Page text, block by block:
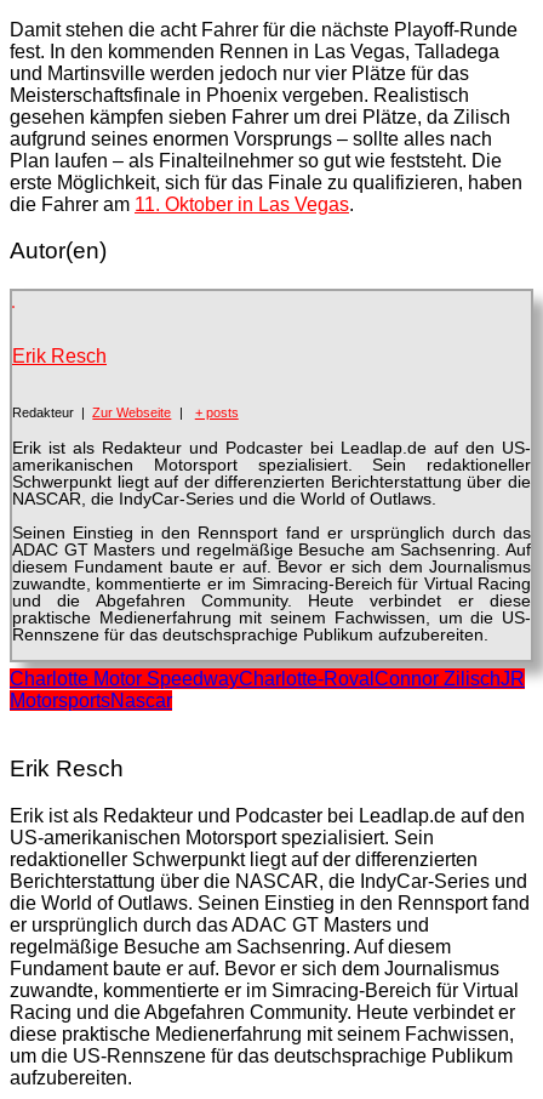
Damit stehen die acht Fahrer für die nächste Playoff-Runde
fest. In den kommenden Rennen in Las Vegas, Talladega
und Martinsville werden jedoch nur vier Plätze für das
Meisterschaftsfinale in Phoenix vergeben. Realistisch
gesehen kämpfen sieben Fahrer um drei Plätze, da Zilisch
aufgrund seines enormen Vorsprungs – sollte alles nach
Plan laufen – als Finalteilnehmer so gut wie feststeht. Die
erste Möglichkeit, sich für das Finale zu qualifizieren, haben
die Fahrer am 11. Oktober in Las Vegas.
Autor(en)
Erik Resch
Redakteur | Zur Webseite | + posts
Erik ist als Redakteur und Podcaster bei Leadlap.de auf den US-
amerikanischen Motorsport spezialisiert. Sein redaktioneller
Schwerpunkt liegt auf der differenzierten Berichterstattung über die
NASCAR, die IndyCar-Series und die World of Outlaws.
Seinen Einstieg in den Rennsport fand er ursprünglich durch das
ADAC GT Masters und regelmäßige Besuche am Sachsenring. Auf
diesem Fundament baute er auf. Bevor er sich dem Journalismus
zuwandte, kommentierte er im Simracing-Bereich für Virtual Racing
und die Abgefahren Community. Heute verbindet er diese
praktische Medienerfahrung mit seinem Fachwissen, um die US-
Rennszene für das deutschsprachige Publikum aufzubereiten.
Charlotte Motor SpeedwayCharlotte-Roval Connor ZilischJR
MotorsportsNascar
Erik Resch
Erik ist als Redakteur und Podcaster bei Leadlap.de auf den
US-amerikanischen Motorsport spezialisiert. Sein
redaktioneller Schwerpunkt liegt auf der differenzierten
Berichterstattung über die NASCAR, die IndyCar-Series und
die World of Outlaws. Seinen Einstieg in den Rennsport fand
er ursprünglich durch das ADAC GT Masters und
regelmäßige Besuche am Sachsenring. Auf diesem
Fundament baute er auf. Bevor er sich dem Journalismus
zuwandte, kommentierte er im Simracing-Bereich für Virtual
Racing und die Abgefahren Community. Heute verbindet er
diese praktische Medienerfahrung mit seinem Fachwissen,
um die US-Rennszene für das deutschsprachige Publikum
aufzubereiten.